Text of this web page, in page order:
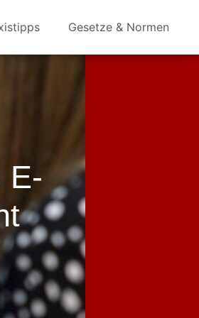
Gesetze & Normen
E-